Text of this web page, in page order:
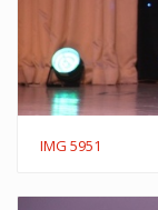
IMG 5951